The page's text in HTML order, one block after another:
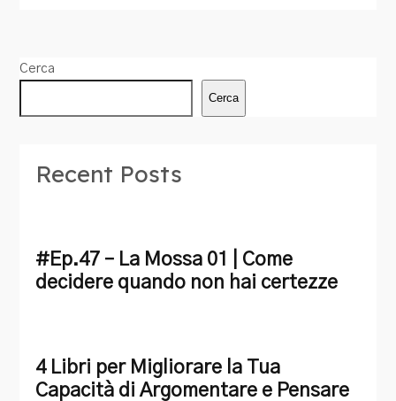
Cerca
Cerca
Recent Posts
#Ep.47 – La Mossa 01 | Come
decidere quando non hai certezze
4 Libri per Migliorare la Tua
Capacità di Argomentare e Pensare